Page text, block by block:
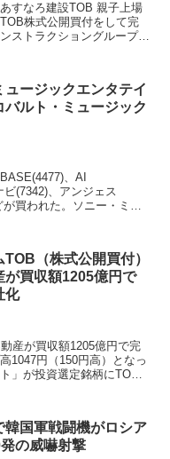
すなろ建設TOB 親子上場
株式公開買付をして完
ストラクショングループが
ュージックエンタテイ
バルト・ミュージック
、AI
(7342)、アンジェス
買われた。ソニー・ミュ
（株式公開買付）
が買収額1205億円で
化
産が買収額1205億円で完
1047円（150円高）となっ
」が投資選定銘柄にTOB
韓国軍戦闘機がロシア
の威嚇射撃